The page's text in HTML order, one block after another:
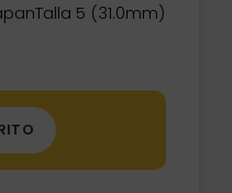
5 (31.0mm)
Talla 5 cantidad